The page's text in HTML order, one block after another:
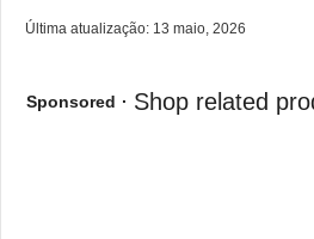
Última atualização: 13 maio, 2026